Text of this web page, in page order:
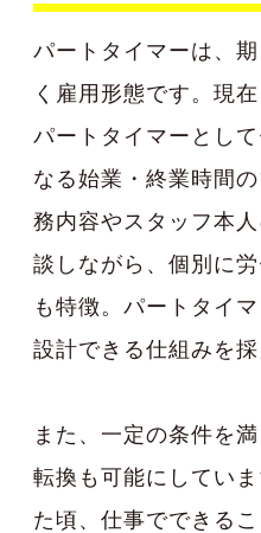
パートタイマーは、
く雇用形態です。現
パートタイマーとし
なる始業・終業時間
務内容やスタッフ本
談しながら、個別に
も特徴。パートタイ
設計できる仕組みを採
また、一定の条件を
転換も可能にしてい
た頃、仕事でできる